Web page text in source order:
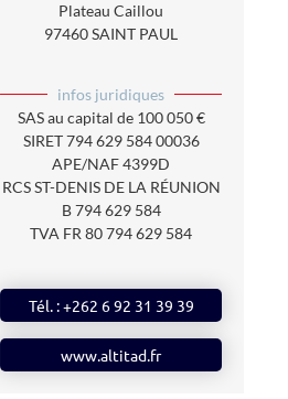
Plateau Caillou
97460 SAINT PAUL
infos juridiques
SASau capital de 100 050 €
SIRET794 629 584 00036
APE/NAF4399D
RCS ST-DENIS DE LA RÉUNION
B 794 629 584
TVA FR 80 794 629 584
Tél. : ‭+262 6 92 31 39 39
www.altitad.fr